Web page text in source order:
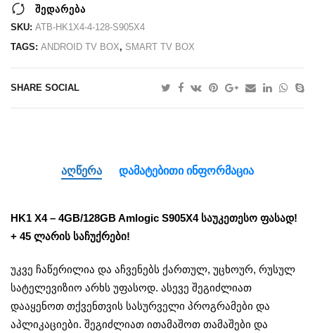
შედარება
SKU: ATB-HK1X4-4-128-S905X4
TAGS: ANDROID TV BOX, SMART TV BOX
SHARE SOCIAL
ᲐᲦᲬᲔᲠᲐ ᲓᲐᲛᲐᲢᲔᲑᲘᲗᲘ ᲘᲜᲤᲝᲠᲛᲐᲪᲘᲐ
HK1 X4 – 4GB/128GB Amlogic S905X4 საუკეთესო ფასად!
+ 45 ლარის საჩუქრები!
უკვე ჩაწერილია და აჩვენებს ქართულ, უცხოურ, რუსულ
სატელევიზიო არხს უფასოდ. ასევე შეგიძლიათ
დააყენოთ თქვენთვის სასურველი პროგრამები და
აპლიკაციები. შეგიძლიათ ითამაშოთ თამაშები და